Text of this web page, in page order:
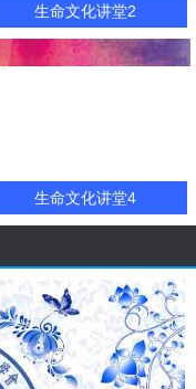
生命文化讲堂2
生命文化讲堂4